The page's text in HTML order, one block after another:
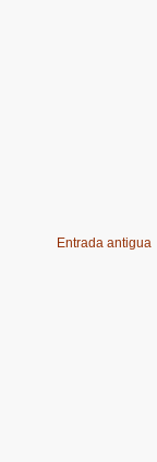
Entrada antigua